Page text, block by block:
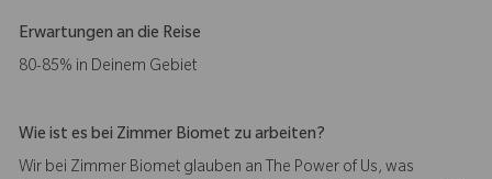
Erwartungen an die Reise
80-85% in Deinem Gebiet
Wie ist es bei Zimmer Biomet zu arbeiten?
Wir bei Zimmer Biomet glauben an The Power of Us, was